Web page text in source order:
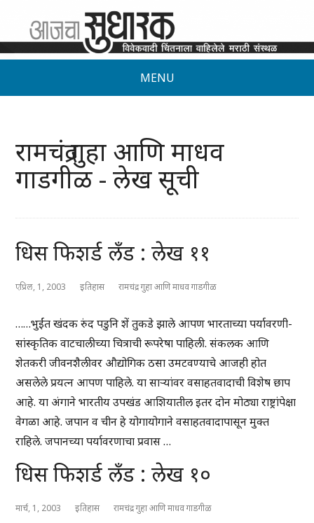
MENU
रामचंद्र गुहा आणि माधव
गाडगीळ - लेख सूची
धिस फिशर्ड लँड : लेख ११
एप्रिल, 1, 2003 इतिहास रामचंद्र गुहा आणि माधव गाडगीळ
……भुईंत खंदक रुंद पडुनि शें तुकडे झाले आपण भारताच्या पर्यावरणी-
सांस्कृतिक वाटचालीच्या चित्राची रूपरेषा पाहिली. संकलक आणि
शेतकरी जीवनशैलीवर औद्योगिक ठसा उमटवण्याचे आजही होत
असलेले प्रयत्न आपण पाहिले. या साऱ्यांवर वसाहतवादाची विशेष छाप
आहे. या अंगाने भारतीय उपखंड आशियातील इतर दोन मोठ्या राष्ट्रांपेक्षा
वेगळा आहे. जपान व चीन हे योगायोगाने वसाहतवादापासून मुक्त
राहिले. जपानच्या पर्यावरणाचा प्रवास …
धिस फिशर्ड लँड : लेख १०
मार्च, 1, 2003 इतिहास रामचंद्र गुहा आणि माधव गाडगीळ